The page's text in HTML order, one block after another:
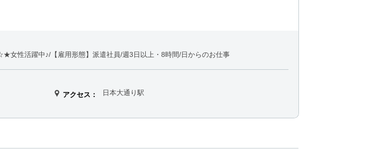
女性活躍中♪/【雇用形態】派遣社員/週3日以上・8時間/日からのお仕事
アクセス： 日本大通り駅